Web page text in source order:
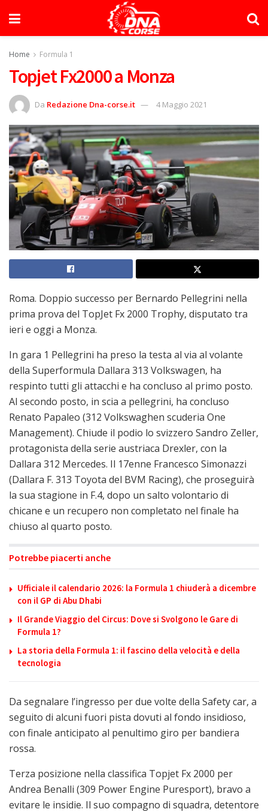
Home Formula 1
Topjet Fx2000 a Monza
Da Redazione Dna-corse.it 4 Maggio 2021
Roma. Doppio successo per Bernardo Pellegrini nella
prima prova del TopJet Fx 2000 Trophy, disputato tra
ieri e oggi a Monza.
In gara 1 Pellegrini ha preso la testa al via al volante
della Superformula Dallara 313 Volkswagen, ha
respinto tutti gli attacchi e ha concluso al primo posto.
Al secondo posto, in scia a pellegrini, ha concluso
Renato Papaleo (312 Volkswaghen scuderia One
Management). Chiude il podio lo svizzero Sandro Zeller,
protagonista della serie austriaca Drexler, con la
Dallara 312 Mercedes. Il 17enne Francesco Simonazzi
(Dallara F. 313 Toyota del BVM Racing), che proseguirà
la sua stagione in F.4, dopo un salto volontario di
chicane e un recupero non completato nel finale ha
chiuso al quarto posto.
Potrebbe piacerti anche
Ufficiale il calendario 2026: la Formula 1 chiuderà a dicembre
con il GP di Abu Dhabi
Il Grande Viaggio del Circus: Dove si Svolgono le Gare di
Formula 1?
La storia della Formula 1: il fascino della velocità e della
tecnologia
Da segnalare l’ingresso per due volte della Safety car, a
seguito di alcuni fuori pista dovuti al fondo insidioso,
con finale anticipato al penultimo giro per bandiera
rossa.
Terza posizione nella classifica Topjet Fx 2000 per
Andrea Benalli (309 Power Engine Puresport), bravo a
evitare le insidie. Il suo compagno di squadra, detentore